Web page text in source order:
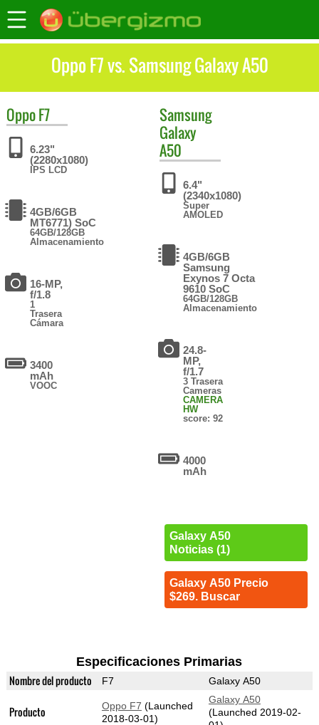
Oppo F7 vs. Samsung Galaxy A50
OppoF7
6.23"
(2280x1080)
IPS LCD
4GB/6GB
MT6771) SoC
64GB/128GB
Almacenamiento
16-MP,
f/1.8
1
Trasera
Cámara
3400
mAh
VOOC
Samsung
Galaxy
A50
6.4"
(2340x1080)
Super
AMOLED
4GB/6GB
Samsung
Exynos 7 Octa
9610 SoC
64GB/128GB
Almacenamiento
24.8-
MP,
f/1.7
3 Trasera
Cameras
CAMERA
HW
score: 92
4000
mAh
Galaxy A50
Noticias (1)
Galaxy A50 Precio
$269. Buscar
Especificaciones Primarias
Nombre del producto F7 Galaxy A50
Producto Oppo F7 (Launched
2018-03-01)
Galaxy A50
(Launched 2019-02-